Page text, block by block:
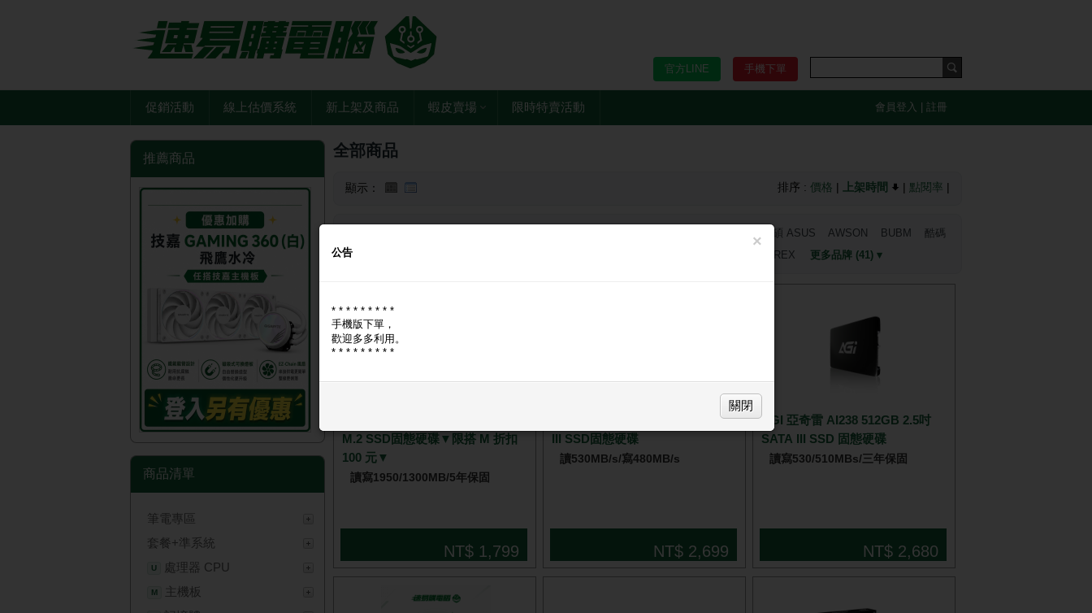
手機下單
官方LINE
促銷活動 線上估價系統 新上架及商品 蝦皮賣場 限時特賣活動 會員登入 註冊
推薦商品
商品清單
筆電專區
套餐+準系統
U 處理器 CPU
M 主機板
全部商品
顯示： 排序 : 價格 | 上架時間 | 點閱率 |
華碩 ASUS AWSON BUBM
酷碼
Cooler Master
艾納爾 EINAREX 更多品牌 (41) ▾
M.2 SSD固態硬碟▼限搭 M 折扣
100 元▼
讀寫1950/1300MB/5年保固
NT$ 1,799
創見 SSD225S 500G 2.5吋SATA
III SSD固態硬碟
讀530MB/s/寫480MB/s
NT$ 2,699
AGI 亞奇雷 AI238 512GB 2.5吋
SATA III SSD 固態硬碟
讀寫530/510MBs/三年保固
NT$ 2,680
×
公告
* * * * * * * * *
手機版下單，
歡迎多多利用。
* * * * * * * * *
關閉